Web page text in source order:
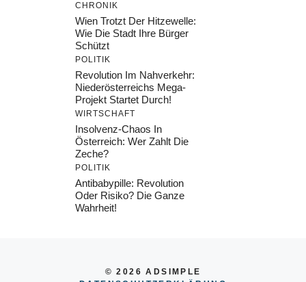
CHRONIK
Wien Trotzt Der Hitzewelle:
Wie Die Stadt Ihre Bürger
Schützt
POLITIK
Revolution Im Nahverkehr:
Niederösterreichs Mega-
Projekt Startet Durch!
WIRTSCHAFT
Insolvenz-Chaos In
Österreich: Wer Zahlt Die
Zeche?
POLITIK
Antibabypille: Revolution
Oder Risiko? Die Ganze
Wahrheit!
© 2026 ADSIMPLE